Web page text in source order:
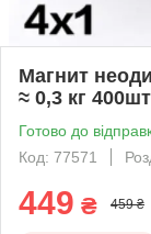
Магнит
≈ 0,3 кг 400шт
Готово до
Код: 77571
449 ₴ 459 ₴